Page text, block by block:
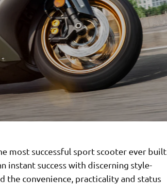
most successful sport scooter ever built.
instant success with discerning style-
the convenience, practicality and status